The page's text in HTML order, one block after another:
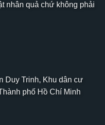
nhân quả chứ không phải
Duy Trinh, Khu dân cư
phố Hồ Chí Minh